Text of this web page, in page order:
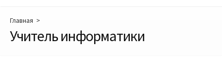
Главная >
Учитель информатики